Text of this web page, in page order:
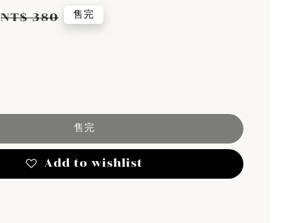
Regular
NT$ 380 售完
售完
Add to wishlist